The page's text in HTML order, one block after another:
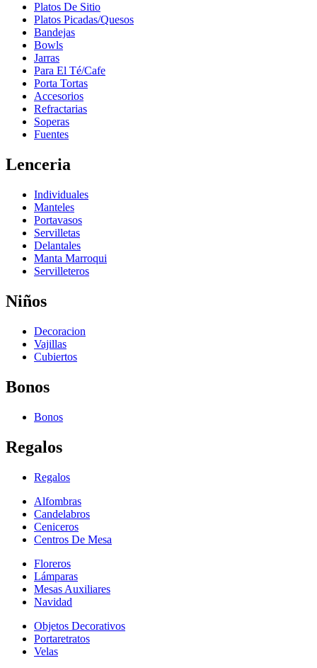
Platos De Sitio
Platos Picadas/Quesos
Bandejas
Bowls
Jarras
Para El Té/Cafe
Porta Tortas
Accesorios
Refractarias
Soperas
Fuentes
Lenceria
Individuales
Manteles
Portavasos
Servilletas
Delantales
Manta Marroqui
Servilleteros
Niños
Decoracion
Vajillas
Cubiertos
Bonos
Bonos
Regalos
Regalos
Alfombras
Candelabros
Ceniceros
Centros De Mesa
Floreros
Lámparas
Mesas Auxiliares
Navidad
Objetos Decorativos
Portaretratos
Velas